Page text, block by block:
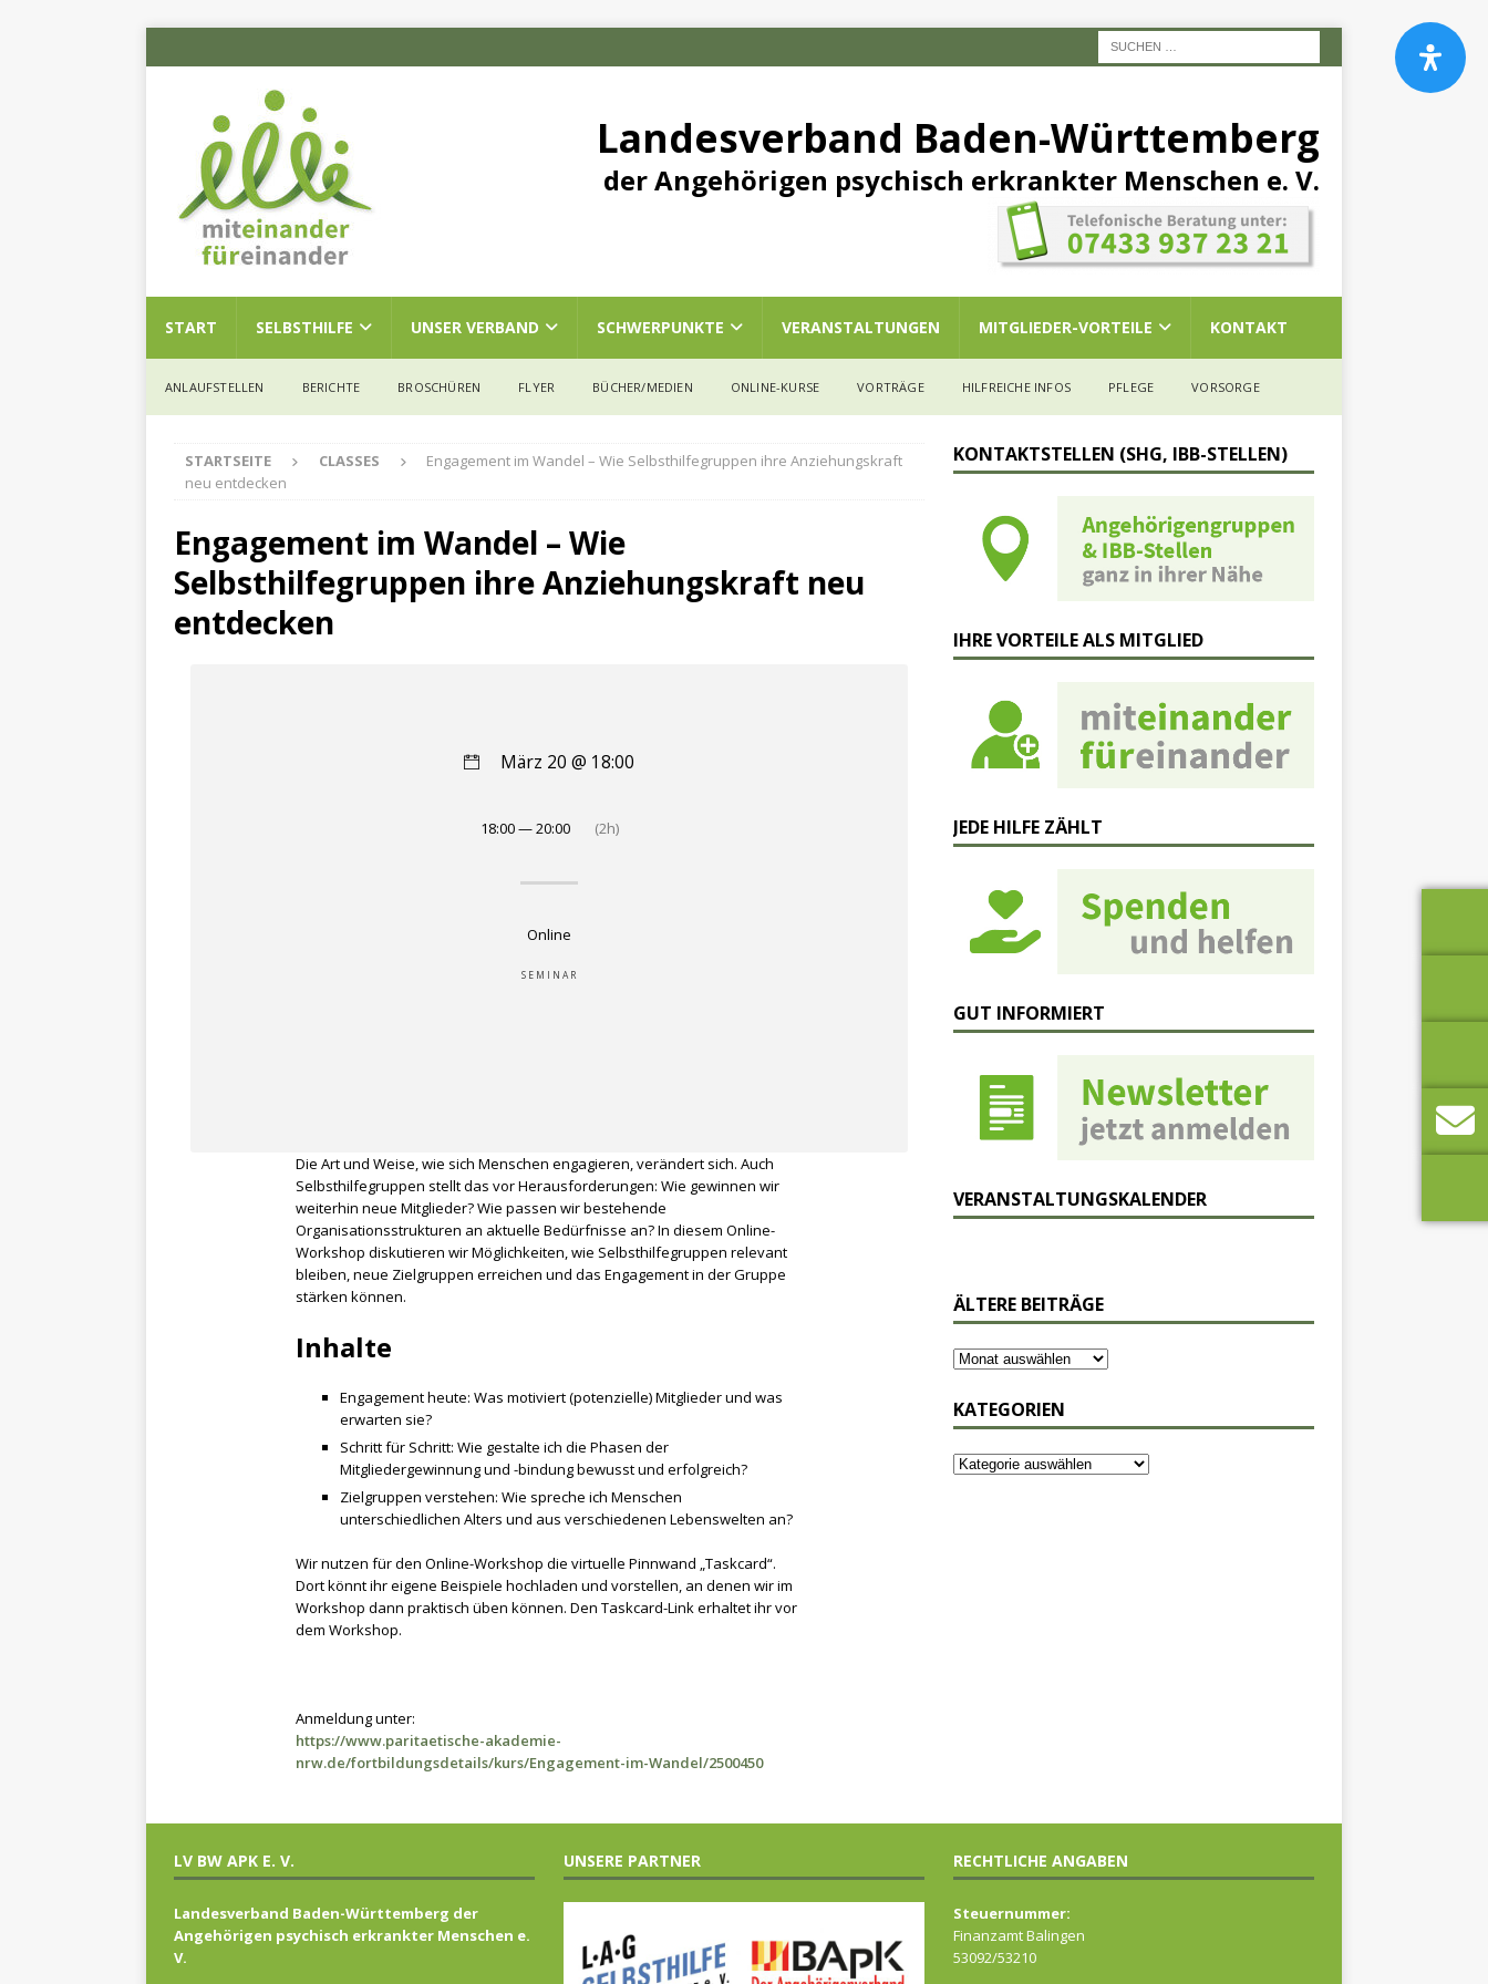
Landesverband Baden-Württemberg
der Angehörigen psychisch erkrankter Menschen e. V.
START SELBSTHILFE UNSER VERBAND SCHWERPUNKTE VERANSTALTUNGEN MITGLIEDER-VORTEILE KONTAKT
ANLAUFSTELLEN BERICHTE BROSCHÜREN FLYER BÜCHER/MEDIEN ONLINE-KURSE VORTRÄGE HILFREICHE INFOS PFLEGE VORSORGE
STARTSEITE CLASSES
Engagement im Wandel – Wie Selbsthilfegruppen ihre Anziehungskraft
neu entdecken
Engagement im Wandel – Wie
Selbsthilfegruppen ihre Anziehungskraft neu
entdecken
Die Art und Weise, wie sich Menschen engagieren, verändert sich. Auch
Selbsthilfegruppen stellt das vor Herausforderungen: Wie gewinnen wir
weiterhin neue Mitglieder? Wie passen wir bestehende
Organisationsstrukturen an aktuelle Bedürfnisse an? In diesem Online-
Workshop diskutieren wir Möglichkeiten, wie Selbsthilfegruppen relevant
bleiben, neue Zielgruppen erreichen und das Engagement in der Gruppe
stärken können.
Inhalte
Engagement heute: Was motiviert (potenzielle) Mitglieder und was
erwarten sie?
Schritt für Schritt: Wie gestalte ich die Phasen der
Mitgliedergewinnung und -bindung bewusst und erfolgreich?
Zielgruppen verstehen: Wie spreche ich Menschen
unterschiedlichen Alters und aus verschiedenen Lebenswelten an?
Wir nutzen für den Online-Workshop die virtuelle Pinnwand „Taskcard“.
Dort könnt ihr eigene Beispiele hochladen und vorstellen, an denen wir im
Workshop dann praktisch üben können. Den Taskcard-Link erhaltet ihr vor
dem Workshop.
Anmeldung unter:
https://www.paritaetische-akademie-
nrw.de/fortbildungsdetails/kurs/Engagement-im-Wandel/2500450
März 20 @ 18:00
18:00 — 20:00 (2h)
Online
SEMINAR
KONTAKTSTELLEN (SHG, IBB-STELLEN)
IHRE VORTEILE ALS MITGLIED
JEDE HILFE ZÄHLT
GUT INFORMIERT
VERANSTALTUNGSKALENDER
ÄLTERE BEITRÄGE
KATEGORIEN
LV BW APK E. V.
Landesverband Baden-Württemberg der
Angehörigen psychisch erkrankter Menschen e.
V.
UNSERE PARTNER RECHTLICHE ANGABEN
Steuernummer:
Finanzamt Balingen
53092/53210